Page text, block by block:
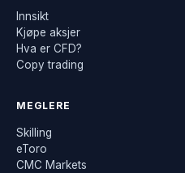
Innsikt
Kjøpe aksjer
Hva er CFD?
Copy trading
MEGLERE
Skilling
eToro
CMC Markets